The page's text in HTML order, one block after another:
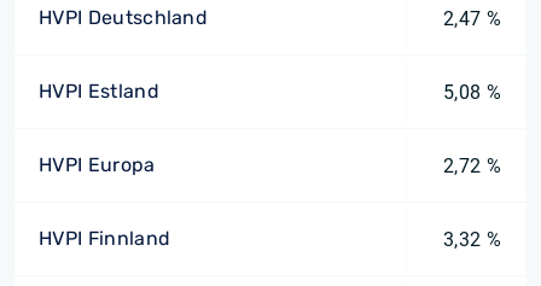
HVPI Deutschland 2,47 %
HVPI Estland 5,08 %
HVPI Europa 2,72 %
HVPI Finnland 3,32 %